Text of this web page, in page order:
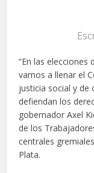
“En las
vamos a llenar el
justicia social y de
defiendan los
gobernador Axel
de los
centrales
Plata.